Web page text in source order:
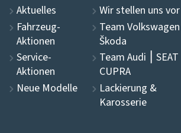
Aktuelles
Fahrzeug-
Aktionen
Service-
Aktionen
Neue Modelle
Wir stellen uns vor
Team Volkswagen ⎮
Škoda
Team Audi ⎮ SEAT ⎮
CUPRA
Lackierung &
Karosserie